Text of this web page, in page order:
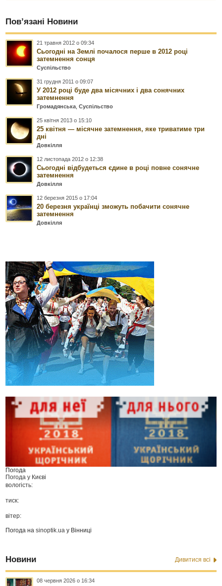
Пов’язані Новини
21 травня 2012 о 09:34
Сьогодні на Землі почалося перше в 2012 році
затемнення сонця
Суспільство
31 грудня 2011 о 09:07
У 2012 році буде два місячних і два сонячних
затемнення
Громадянська ,Суспільство
25 квітня 2013 о 15:10
25 квітня — місячне затемнення, яке триватиме три
дні
Довкілля
12 листопада 2012 о 12:38
Сьогодні відбудеться єдине в році повне сонячне
затемнення
Довкілля
12 березня 2015 о 17:04
20 березня українці зможуть побачити сонячне
затемнення
Довкілля
Погода
Погода у Києві
вологість:
тиск:
вітер:
Погода наsinoptik.ua у Вінниці
Новини Дивитися всі
08 червня 2026 о 16:34